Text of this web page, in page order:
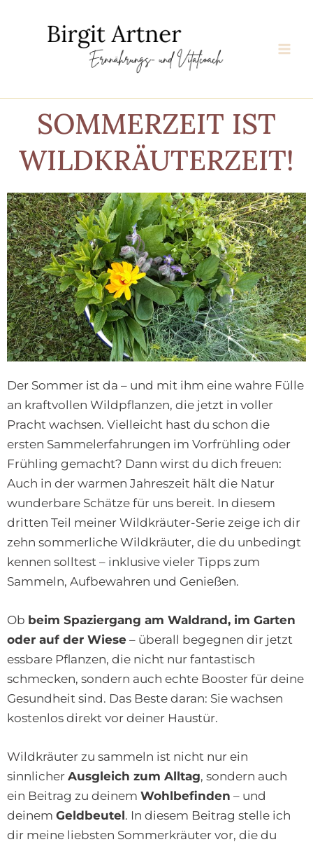
SOMMERZEIT IST
WILDKRÄUTERZEIT!
Der Sommer ist da – und mit ihm eine wahre Fülle
an kraftvollen Wildpflanzen, die jetzt in voller
Pracht wachsen. Vielleicht hast du schon die
ersten Sammelerfahrungen im Vorfrühling oder
Frühling gemacht? Dann wirst du dich freuen:
Auch in der warmen Jahreszeit hält die Natur
wunderbare Schätze für uns bereit. In diesem
dritten Teil meiner Wildkräuter-Serie zeige ich dir
zehn sommerliche Wildkräuter, die du unbedingt
kennen solltest – inklusive vieler Tipps zum
Sammeln, Aufbewahren und Genießen.
Ob beim Spaziergang am Waldrand, im Garten
oder auf der Wiese – überall begegnen dir jetzt
essbare Pflanzen, die nicht nur fantastisch
schmecken, sondern auch echte Booster für deine
Gesundheit sind. Das Beste daran: Sie wachsen
kostenlos direkt vor deiner Haustür.
Wildkräuter zu sammeln ist nicht nur ein
sinnlicher Ausgleich zum Alltag, sondern auch
ein Beitrag zu deinem Wohlbefinden – und
deinem Geldbeutel. In diesem Beitrag stelle ich
dir meine liebsten Sommerkräuter vor, die du